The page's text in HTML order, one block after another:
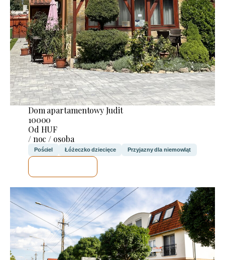
Dom apartamentowy Judit
10000
Od HUF
/ noc / osoba
Pościel Łóżeczko dziecięce Przyjazny dla niemowląt